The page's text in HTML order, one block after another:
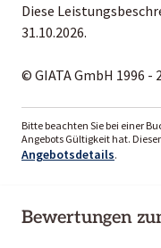
Diese
31.10.2026.
© GIATA GmbH 1996 -
Bitte beachten Sie bei einer
Angebots Gültigkeit hat.
Angebotsdetails.
Bewertungen